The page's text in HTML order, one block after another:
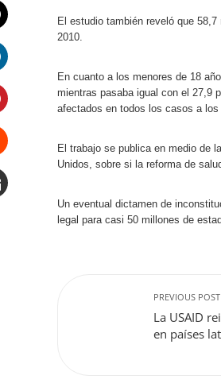
El estudio también reveló que
2010.
En cuanto a los menores de 18
mientras pasaba igual con el 27,9
afectados en todos los casos a
El trabajo se publica en medio de
Unidos, sobre si la reforma de
Un eventual dictamen de
legal para casi 50 millones de
PREVIOUS POST
La USAID
en países